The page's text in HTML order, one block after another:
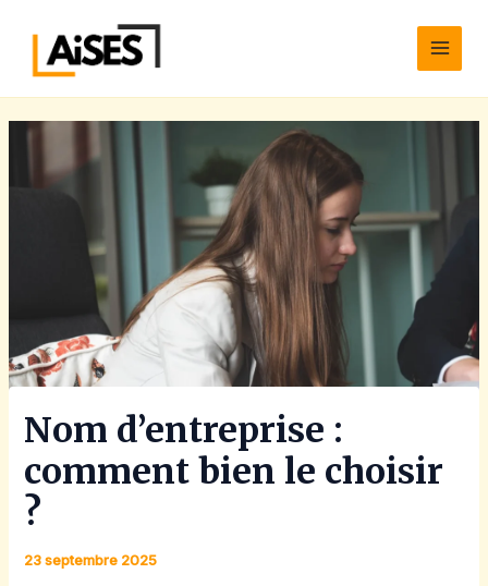
contenu
Main
Nom d’entreprise :
comment bien le choisir
?
23 septembre 2025